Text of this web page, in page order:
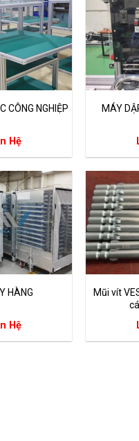
CÔNG NGHIỆP
Hệ
MÁY
HÀNG
Hệ
Mũi vít